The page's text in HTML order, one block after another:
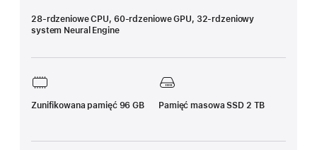
28‑rdzeniowe CPU, 60‑rdzeniowe GPU, 32-rdzeniowy
system Neural Engine
Zunifikowana pamięć 96 GB Pamięć masowa SSD 2 TB